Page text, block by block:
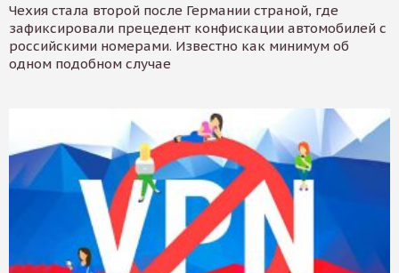
Чехия стала второй после Германии страной, где
зафиксировали прецедент конфискации автомобилей с
российскими номерами. Известно как минимум об
одном подобном случае